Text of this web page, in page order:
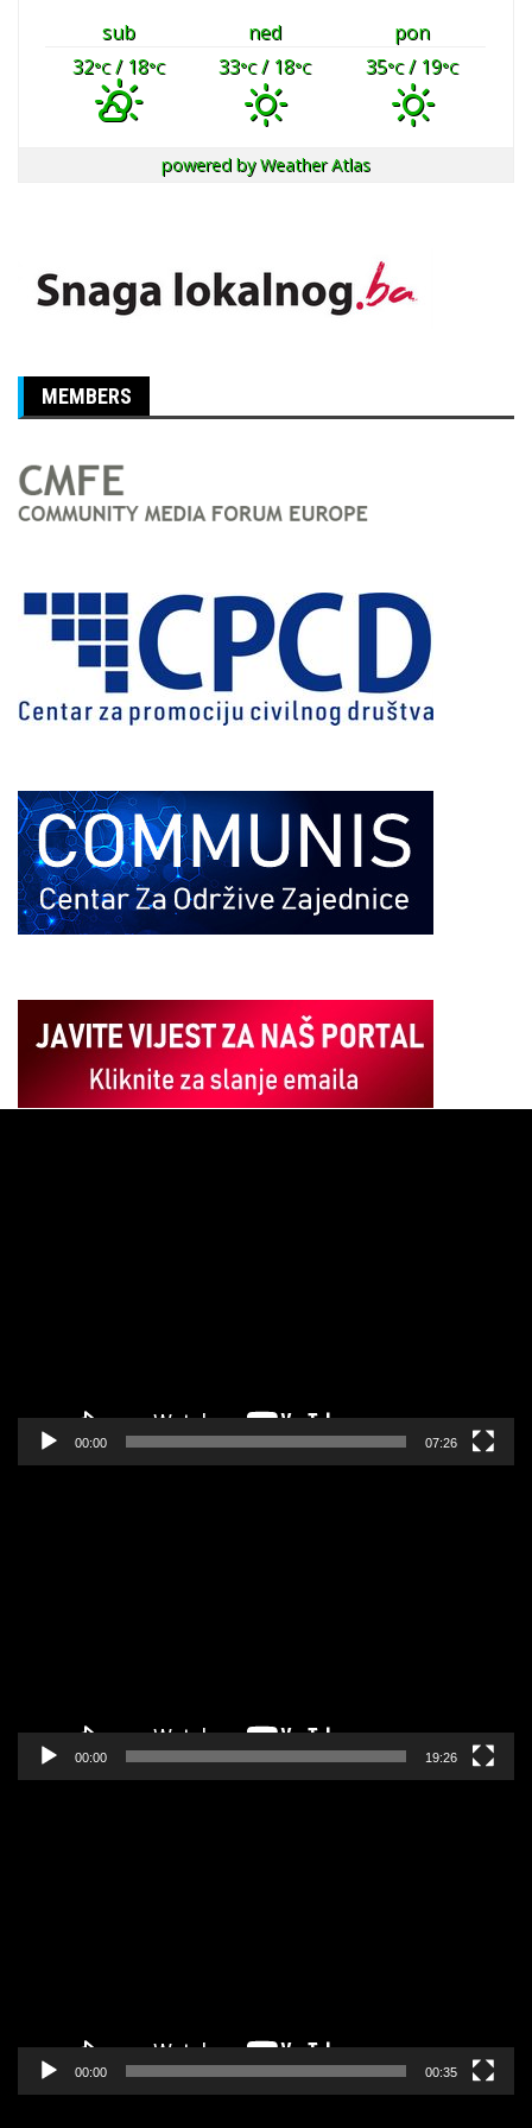
sub ned
pon
32°C/ 18°C 33°C/ 18°C 35°C/ 19°C
powered byWeather Atlas
MEMBERS
00:00 07:26
00:00 19:26
00:00 00:35